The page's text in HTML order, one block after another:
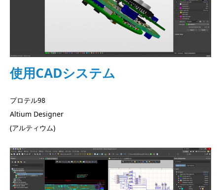
使用CADシステム
プロテル98
Altium Designer
(アルティウム)